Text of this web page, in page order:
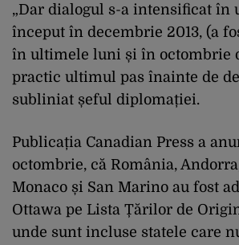
„Dar dialogul s-a intensificat în
început în decembrie 2013, (a
în ultimele luni și în octombrie
practic ultimul pas înainte de
subliniat șeful diplomației.
Publicația Canadian Press a
octombrie, că România,
Monaco și San Marino au fost
Ottawa pe Lista Țărilor de
unde sunt incluse statele care